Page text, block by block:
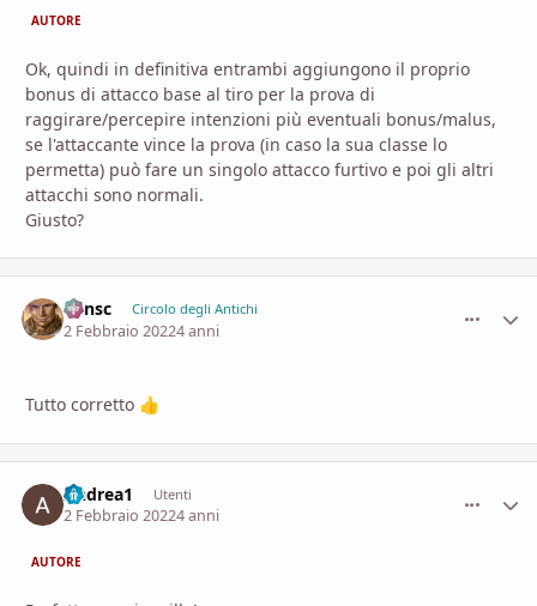
AUTORE
Ok, quindi in definitiva entrambi aggiungono il proprio
bonus di attacco base al tiro per la prova di
raggirare/percepire intenzioni più eventuali bonus/malus,
se l'attaccante vince la prova (in caso la sua classe lo
permetta) può fare un singolo attacco furtivo e poi gli altri
attacchi sono normali.
Giusto?
Minsc Circolo degli Antichi
2 Febbraio 20224 anni
Tutto corretto 👍
Andrea1 Utenti
2 Febbraio 20224 anni
AUTORE